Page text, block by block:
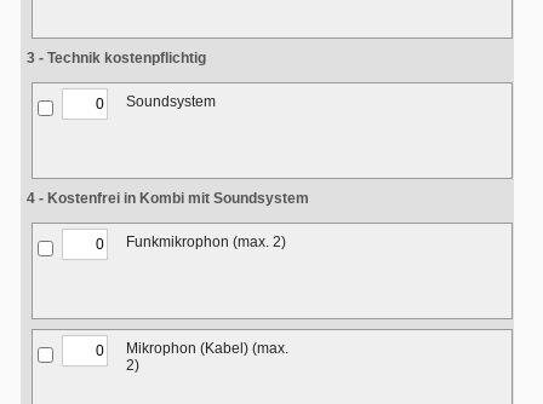
3 - Technik kostenpflichtig
Soundsystem
4 - Kostenfrei in Kombi mit Soundsystem
Funkmikrophon (max. 2)
Mikrophon (Kabel) (max.
2)